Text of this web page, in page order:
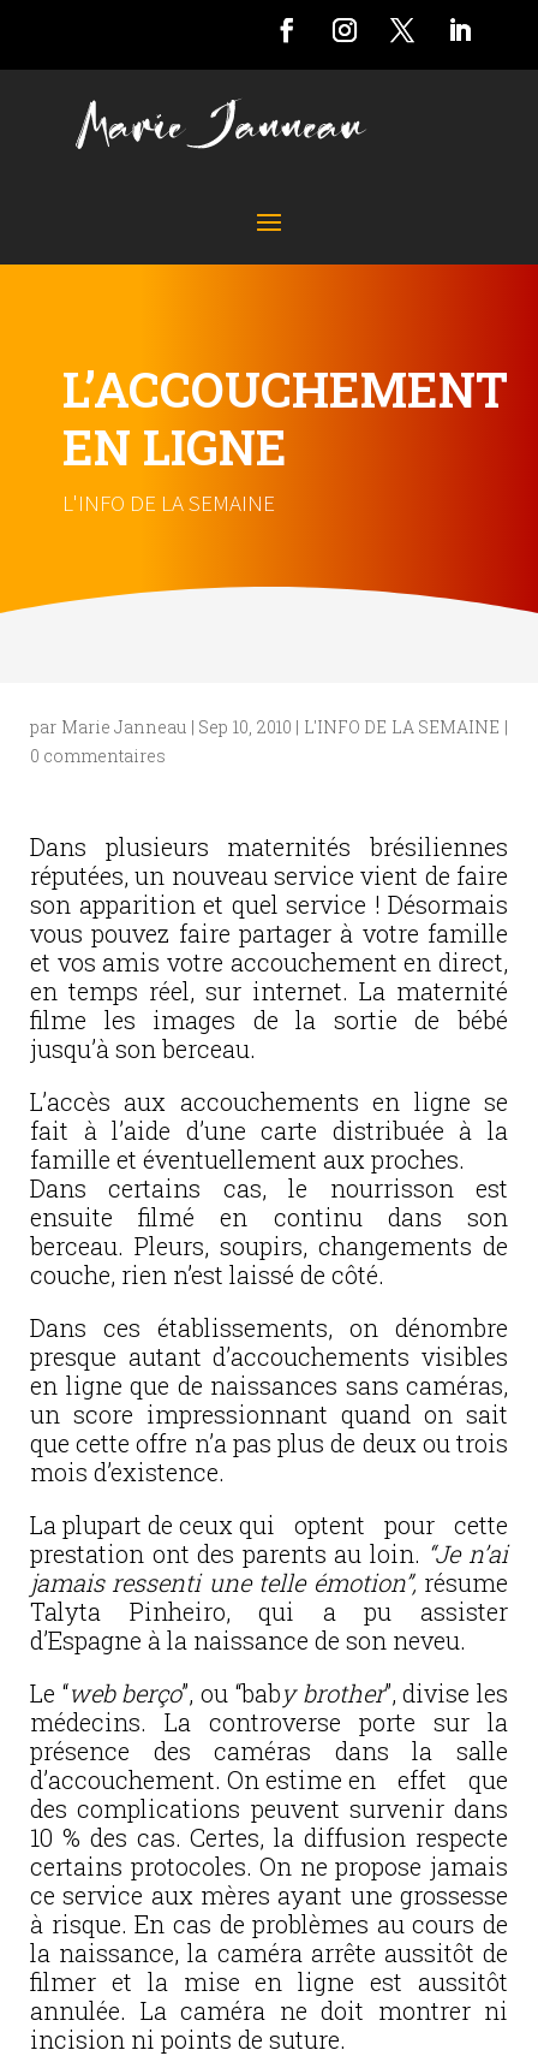
L’ACCOUCHEMENT
EN LIGNE
L'INFO DE LA SEMAINE
par Marie Janneau | Sep 10, 2010 | L'INFO DE LA SEMAINE |
0 commentaires
Dans plusieurs maternités brésiliennes
réputées, un nouveau service vient de faire
son apparition et quel service ! Désormais
vous pouvez faire partager à votre famille
et vos amis votre accouchement en direct,
en temps réel, sur internet. La maternité
filme les images de la sortie de bébé
jusqu’à son berceau.
L’accès aux accouchements en ligne se
fait à l’aide d’une carte distribuée à la
famille et éventuellement aux proches.
Dans certains cas, le nourrisson est
ensuite filmé en continu dans son
berceau. Pleurs, soupirs, changements de
couche, rien n’est laissé de côté.
Dans ces établissements, on dénombre
presque autant d’accouchements visibles
en ligne que de naissances sans caméras,
un score impressionnant quand on sait
que cette offre n’a pas plus de deux ou trois
mois d’existence.
La plupart de ceux qui optent pour cette
prestation ont des parents au loin. “Je n’ai
jamais ressenti une telle émotion”, résume
Talyta Pinheiro, qui a pu assister
d’Espagne à la naissance de son neveu.
Le “web berço”, ou “baby brother”, divise les
médecins. La controverse porte sur la
présence des caméras dans la salle
d’accouchement. On estime en effet que
des complications peuvent survenir dans
10 % des cas. Certes, la diffusion respecte
certains protocoles. On ne propose jamais
ce service aux mères ayant une grossesse
à risque. En cas de problèmes au cours de
la naissance, la caméra arrête aussitôt de
filmer et la mise en ligne est aussitôt
annulée. La caméra ne doit montrer ni
incision ni points de suture.